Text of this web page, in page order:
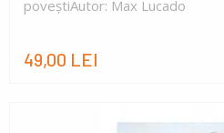
poveștiAutor: Max Lucado
49,00 LEI